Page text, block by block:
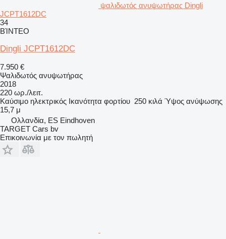
ψαλιδωτός ανυψωτήρας Dingli
JCPT1612DC
34
ΒΊΝΤΕΟ
Dingli JCPT1612DC
7.950 €
Ψαλιδωτός ανυψωτήρας
2018
220 ωρ./λειτ.
Καύσιμο ηλεκτρικός Ικανότητα φορτίου 250 κιλά Ύψος ανύψωσης
15,7 μ
Ολλανδία, ES Eindhoven
TARGET Cars bv
Επικοινωνία με τον πωλητή